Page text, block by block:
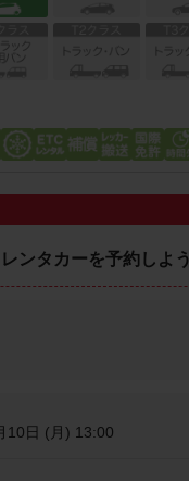
レンタカーを予約しよう
10日 (月) 13:00